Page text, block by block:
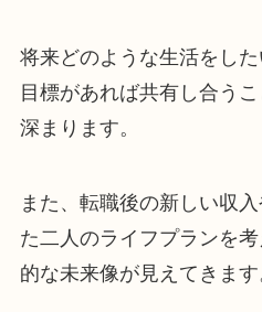
将来どのような生活をし
目標があれば共有し合う
深まります。
また、転職後の新しい収
た二人のライフプランを
的な未来像が見えてきます